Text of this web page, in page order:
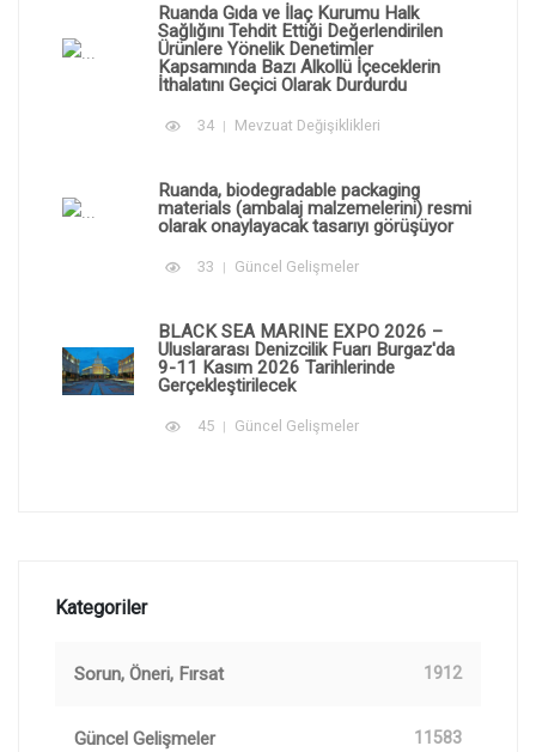
Ruanda Gıda ve İlaç Kurumu Halk
Sağlığını Tehdit Ettiği Değerlendirilen
Ürünlere Yönelik Denetimler
Kapsamında Bazı Alkollü İçeceklerin
İthalatını Geçici Olarak Durdurdu
34 Mevzuat Değişiklikleri
Ruanda, biodegradable packaging
materials (ambalaj malzemelerini) resmi
olarak onaylayacak tasarıyı görüşüyor
33 Güncel Gelişmeler
BLACK SEA MARINE EXPO 2026 –
Uluslararası Denizcilik Fuarı Burgaz'da
9-11 Kasım 2026 Tarihlerinde
Gerçekleştirilecek
45 Güncel Gelişmeler
Kategoriler
Sorun, Öneri, Fırsat 1912
Güncel Gelişmeler 11583